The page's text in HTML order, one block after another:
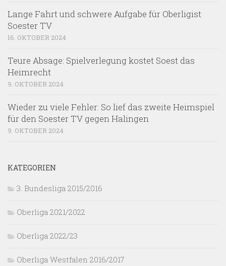
Lange Fahrt und schwere Aufgabe für Oberligist
Soester TV
16. OKTOBER 2024
Teure Absage: Spielverlegung kostet Soest das
Heimrecht
9. OKTOBER 2024
Wieder zu viele Fehler: So lief das zweite Heimspiel
für den Soester TV gegen Halingen
9. OKTOBER 2024
KATEGORIEN
3. Bundesliga 2015/2016
Oberliga 2021/2022
Oberliga 2022/23
Oberliga Westfalen 2016/2017